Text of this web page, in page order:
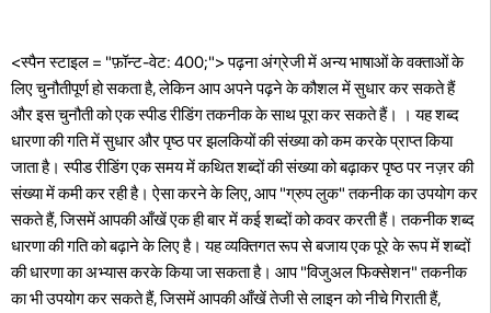
<स्पैन स्टाइल = "फ़ॉन्ट-वेट: 400;"> पढ़ना अंग्रेजी में अन्य भाषाओं के वक्ताओं के
लिए चुनौतीपूर्ण हो सकता है, लेकिन आप अपने पढ़ने के कौशल में सुधार कर सकते हैं
और इस चुनौती को एक स्पीड रीडिंग तकनीक के साथ पूरा कर सकते हैं। । यह शब्द
धारणा की गति में सुधार और पृष्ठ पर झलकियों की संख्या को कम करके प्राप्त किया
जाता है। स्पीड रीडिंग एक समय में कथित शब्दों की संख्या को बढ़ाकर पृष्ठ पर नज़र की
संख्या में कमी कर रही है। ऐसा करने के लिए, आप "ग्रुप लुक" तकनीक का उपयोग कर
सकते हैं, जिसमें आपकी आँखें एक ही बार में कई शब्दों को कवर करती हैं। तकनीक शब्द
धारणा की गति को बढ़ाने के लिए है। यह व्यक्तिगत रूप से बजाय एक पूरे के रूप में शब्दों
की धारणा का अभ्यास करके किया जा सकता है। आप "विजुअल फिक्सेशन" तकनीक
का भी उपयोग कर सकते हैं, जिसमें आपकी आँखें तेजी से लाइन को नीचे गिराती हैं,